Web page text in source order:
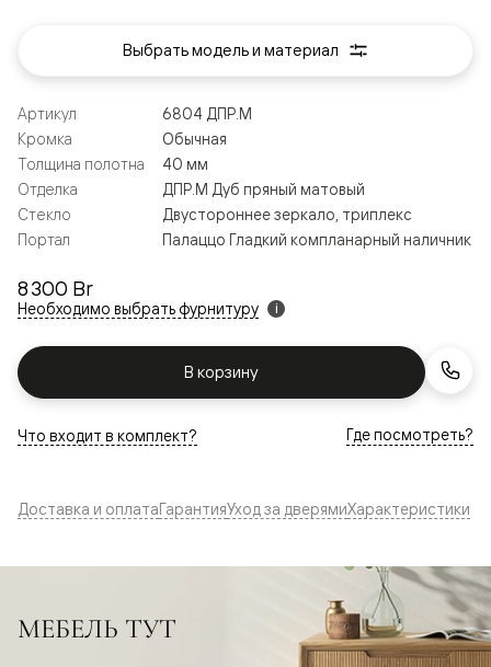
8 300 Br
Необходимо выбрать фурнитуру i
В корзину
Артикул
6804 ДПР.М
Кромка
Обычная
Толщина полотна
40 мм
Отделка
ДПР.М Дуб пряный матовый
Стекло
Двустороннее зеркало, триплекс
Портал
Палаццо Гладкий компланарный наличник
Что входит в комплект? Где посмотреть?
Выбрать модель и материал
Доставка и оплатаГарантияУход за дверямиХарактеристики
МЕБЕЛЬ ТУТ